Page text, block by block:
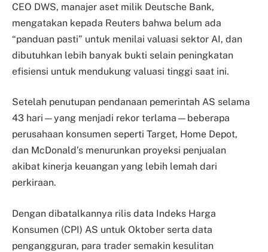
CEO DWS, manajer aset milik Deutsche Bank,
mengatakan kepada Reuters bahwa belum ada
“panduan pasti” untuk menilai valuasi sektor AI, dan
dibutuhkan lebih banyak bukti selain peningkatan
efisiensi untuk mendukung valuasi tinggi saat ini.
Setelah penutupan pendanaan pemerintah AS selama
43 hari—yang menjadi rekor terlama—beberapa
perusahaan konsumen seperti Target, Home Depot,
dan McDonald’s menurunkan proyeksi penjualan
akibat kinerja keuangan yang lebih lemah dari
perkiraan.
Dengan dibatalkannya rilis data Indeks Harga
Konsumen (CPI) AS untuk Oktober serta data
pengangguran, para trader semakin kesulitan